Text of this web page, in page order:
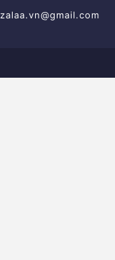
zalaa.vn@gmail.com